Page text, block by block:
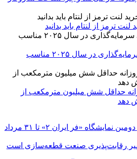
ترمز از لنتام باید بدانید
آیا دوج‌کوین برای سرمایه‌گذاری در سال ۲۰۲۵ مناسب
حداقل شش میلیون مترمکعب از
دهد
«فر ایران ۲» تا ۳۱ مرداد
رقابت‌پذیری صنعت قطعه‌سازی است